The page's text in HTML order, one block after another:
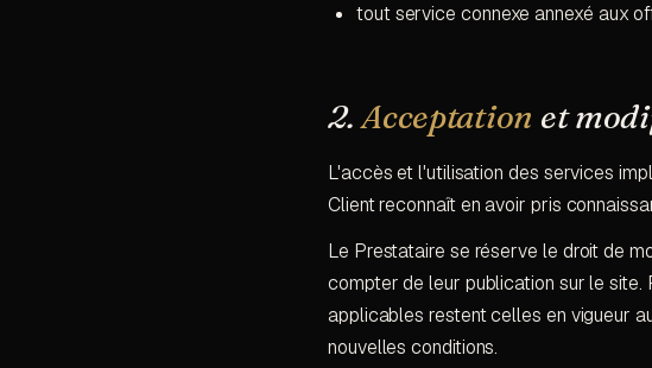
tout service connexe annexé aux
2.Acceptation et
L'accès et l'utilisation des services
Client reconnaît en avoir pris
Le Prestataire se réserve le droit de
compter de leur publication sur le site.
applicables restent celles en vigueur
nouvelles conditions.